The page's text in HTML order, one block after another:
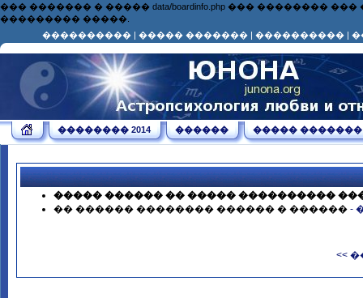
��� ������� � ����� data/boardinfo.php ���
��������� �����.
���������� | ����� ������� | ���������� |
�������� 2014 ������ ����� �������
����� ������ �� ����� ����������
�� ������ �������� ������ � ������ -
<<